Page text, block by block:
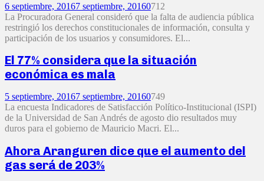
6 septiembre, 20167 septiembre, 20160712
La Procuradora General consideró que la falta de audiencia pública
restringió los derechos constitucionales de información, consulta y
participación de los usuarios y consumidores. El...
El 77% considera que la situación
económica es mala
5 septiembre, 20167 septiembre, 20160749
La encuesta Indicadores de Satisfacción Político-Institucional (ISPI)
de la Universidad de San Andrés de agosto dio resultados muy
duros para el gobierno de Mauricio Macri. El...
Ahora Aranguren dice que el aumento del
gas será de 203%